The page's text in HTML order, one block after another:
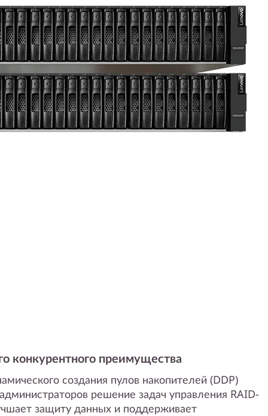
конкурентного преимущества
создания пулов накопителей (DDP)
решение задач управления RAID-
защиту данных и поддерживает